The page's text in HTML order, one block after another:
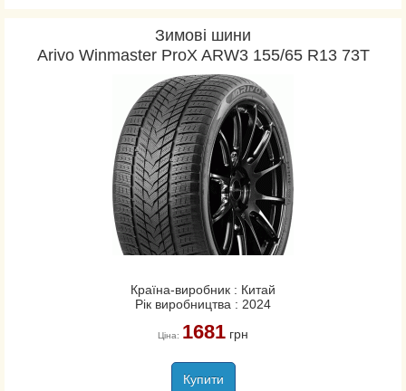
CST
Dayton
Debica
Diamondback
Diplomat
Doublestar
Dunlop
Duraturn
Estrada
Eurorepar
Falken
Farroad
Federal
Зимові шини
Arivo Winmaster ProX ARW3 155/65 R13 73T
Країна-виробник : Китай
Рік виробництва : 2024
Ціна: 1681грн
Купити